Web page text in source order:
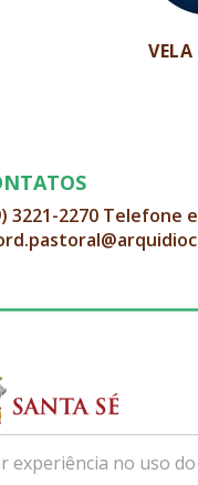
no uso
3221-2270 Telefone